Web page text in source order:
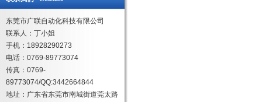
东莞市广联自动化科技有限公司
联系人：丁小姐
手机：18928290273
电话：0769-89773074
传真：0769-
89773074/QQ:3442664844
地址：广东省东莞市南城街道莞太路